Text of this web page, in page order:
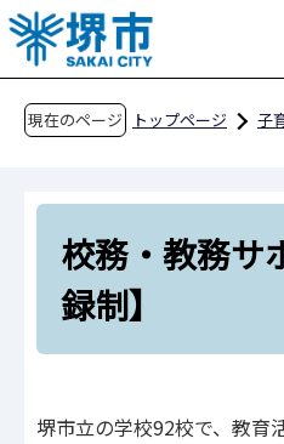
こ
の
ペ
現在のページ トップページ 子
教育活動を支援し
校務・教務サポータ
校務・教務サ
録制】
堺市立の学校92校で、教育